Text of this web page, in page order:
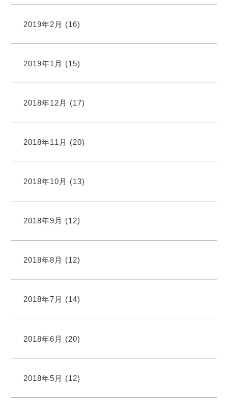
2019年2月 (16)
2019年1月 (15)
2018年12月 (17)
2018年11月 (20)
2018年10月 (13)
2018年9月 (12)
2018年8月 (12)
2018年7月 (14)
2018年6月 (20)
2018年5月 (12)